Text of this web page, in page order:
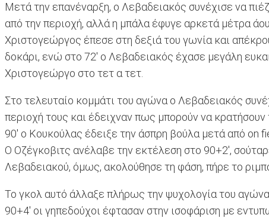
Μετά την επανέναρξη, ο Λεβαδειακός συνέχισε να
από την περιοχή, αλλά η μπάλα έφυγε αρκετά μέτρα
Χριστογεώργος έπεσε στη δεξιά του γωνία και
δοκάρι, ενώ στο 72' ο Λεβαδειακός έχασε μεγάλη
Χριστογεώργο στο τετ α τετ.
Στο τελευταίο κομμάτι του αγώνα ο Λεβαδειακός
περιοχή τους και έδειχναν πως μπορούν να
90' ο Κουκούλας έδειξε την άσπρη βούλα μετά από on
Ο Οζέγκοβιτς ανέλαβε την εκτέλεση στο 90+2',
Λεβαδειακού, όμως, ακολούθησε τη φάση, πήρε το
Το γκολ αυτό άλλαξε πλήρως την ψυχολογία του
90+4' οι γηπεδούχοι έφτασαν στην ισοφάριση με